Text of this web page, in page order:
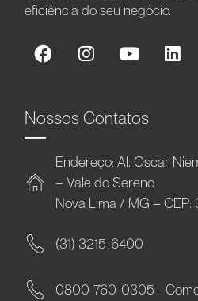
eficiência do seu negócio.
Nossos Contatos
Endereço: Al. Oscar
– Vale do Sereno
Nova Lima / MG –
(31) 3215-6400
0800-760-0305 -